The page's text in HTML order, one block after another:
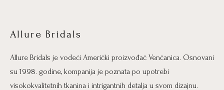
Allure Bridals
Allure Bridals je vodeći Američki proizvođač Venčanica. Osnovani
su 1998. godine, kompanija je poznata po upotrebi
visokokvalitetnih tkanina i intrigantnih detalja u svom dizajnu.